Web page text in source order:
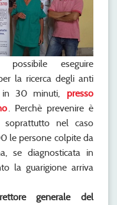
eseguire
la ricerca degli anti
in 30 minuti,
presso
. Perchè prevenire è
nel caso
le persone colpite da
se diagnosticata in
la guarigione arriva
generale del